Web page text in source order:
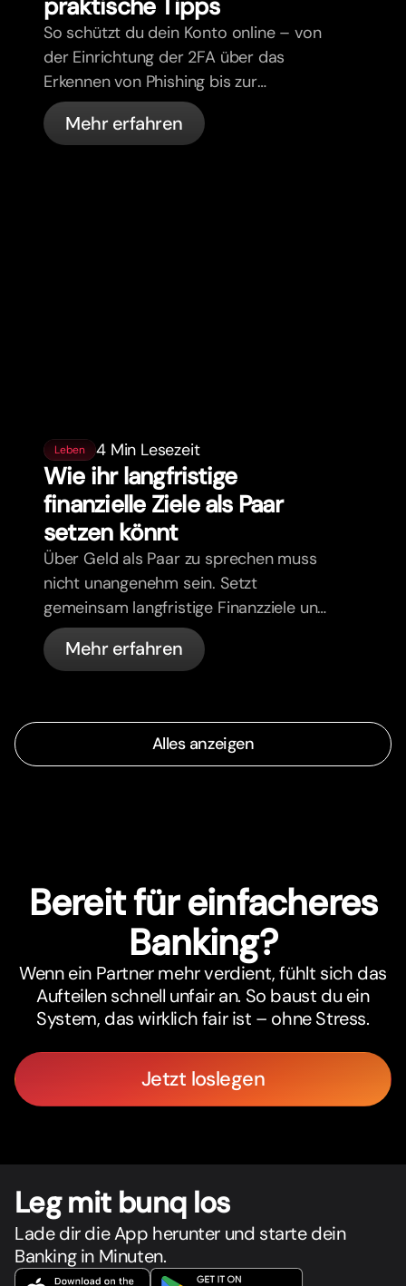
praktische Tipps
So schützt du dein Konto online – von
der Einrichtung der 2FA über das
Erkennen von Phishing bis zur
Kartenverwaltung und den
automatischen Sicherheitsfunktionen
Mehr erfahren
Leben 4 Min Lesezeit
Wie ihr langfristige
finanzielle Ziele als Paar
setzen könnt
Über Geld als Paar zu sprechen muss
nicht unangenehm sein. Setzt
gemeinsam langfristige Finanzziele und
zieht an einem Strang.
Mehr erfahren
Alles anzeigen
Bereit für einfacheres
Banking?
Wenn ein Partner mehr verdient, fühlt sich das
Aufteilen schnell unfair an. So baust du ein
System, das wirklich fair ist – ohne Stress.
Jetzt loslegen
Leg mit bunq los
Lade dir die App herunter und starte dein
Banking in Minuten.